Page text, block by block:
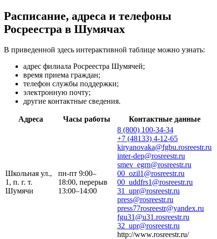
Расписание, адреса и телефоны
Росреестра в Шумячах
В приведенной здесь интерактивной таблице можно узнать:
адрес филиала Росреестра Шумячей;
время приема граждан;
телефон службы поддержки;
электронную почту;
другие контактные сведения.
Адреса Часы работы Контактные данные
Школьная ул.,
1, п. г. т.
Шумячи
пн-пт 9:00–
18:00, перерыв
13:00–14:00
8 (800) 100-34-34
+7 (48133) 4-12-65
kiryanovaka@fgbu.rosreestr.ru
inter-dep@rosreestr.ru
smev_egrn@rosreestr.ru
00_ozil1@rosreestr.ru
00_uddfrs1@rosreestr.ru
31_upr@rosreestr.ru
press@rosreestr.ru
press77rosreestr@yandex.ru
fgu31@u31.rosreestr.ru
32_upr@rosreestr.ru
http://www.rosreestr.ru/